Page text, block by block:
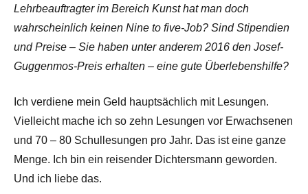
Lehrbeauftragter im Bereich Kunst hat man doch
wahrscheinlich keinen Nine to five-Job? Sind Stipendien
und Preise – Sie haben unter anderem 2016 den Josef-
Guggenmos-Preis erhalten – eine gute Überlebenshilfe?
Ich verdiene mein Geld hauptsächlich mit Lesungen.
Vielleicht mache ich so zehn Lesungen vor Erwachsenen
und 70 – 80 Schullesungen pro Jahr. Das ist eine ganze
Menge. Ich bin ein reisender Dichtersmann geworden.
Und ich liebe das.